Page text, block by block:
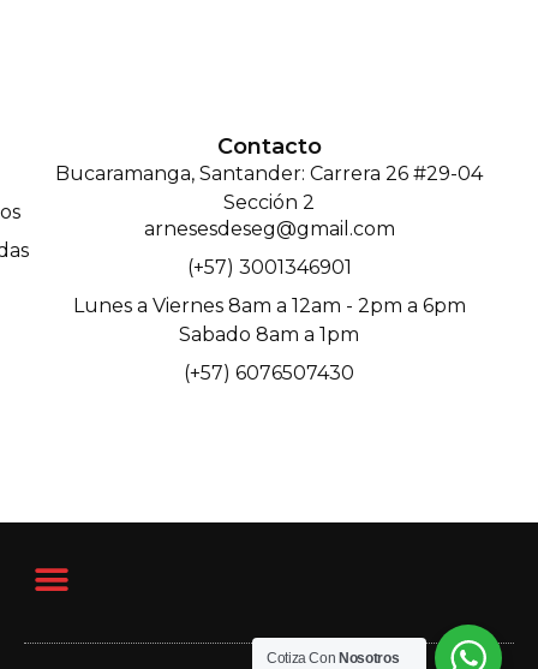
Contacto
Bucaramanga, Santander: Carrera 26 #29-04
Sección 2
arnesesdeseg@gmail.com
(+57) 3001346901
Lunes a Viernes 8am a 12am - 2pm a 6pm
Sabado 8am a 1pm
(+57) 6076507430
Cotiza Con Nosotros